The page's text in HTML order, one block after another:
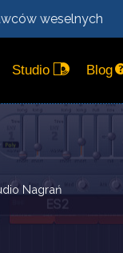
weselnych
Studio Blog
Nagrań